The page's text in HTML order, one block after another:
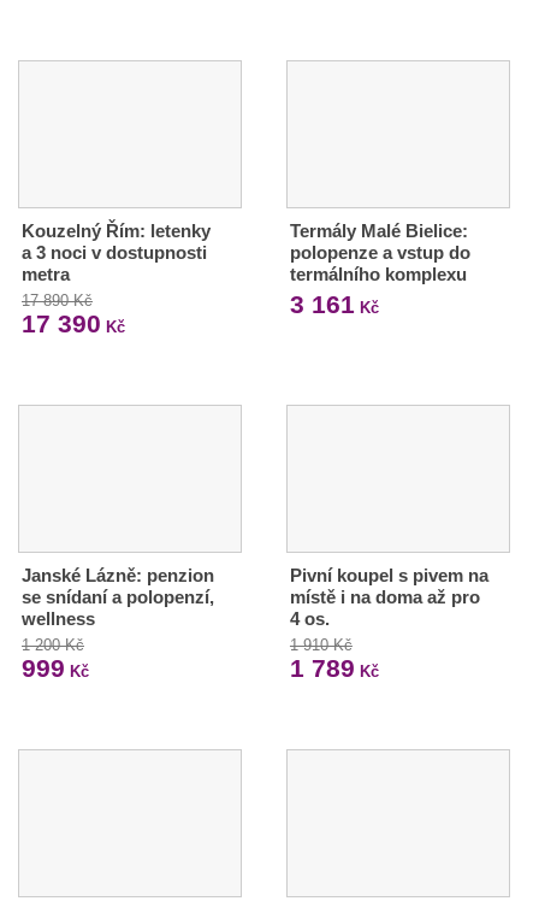
Kouzelný Řím: letenky
a 3 noci v dostupnosti
metra
17 890 Kč
17 390 Kč
Termály Malé Bielice:
polopenze a vstup do
termálního komplexu
3 161 Kč
Janské Lázně: penzion
se snídaní a polopenzí,
wellness
1 200 Kč
999 Kč
Pivní koupel s pivem na
místě i na doma až pro
4 os.
1 910 Kč
1 789 Kč